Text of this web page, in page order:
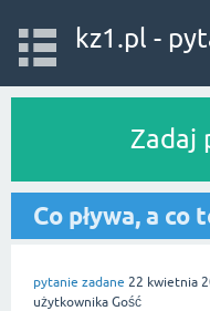
kz1.pl -
Zadaj
Co pływa, a
pytanie zadane 22 kwietnia
użytkownika Gość